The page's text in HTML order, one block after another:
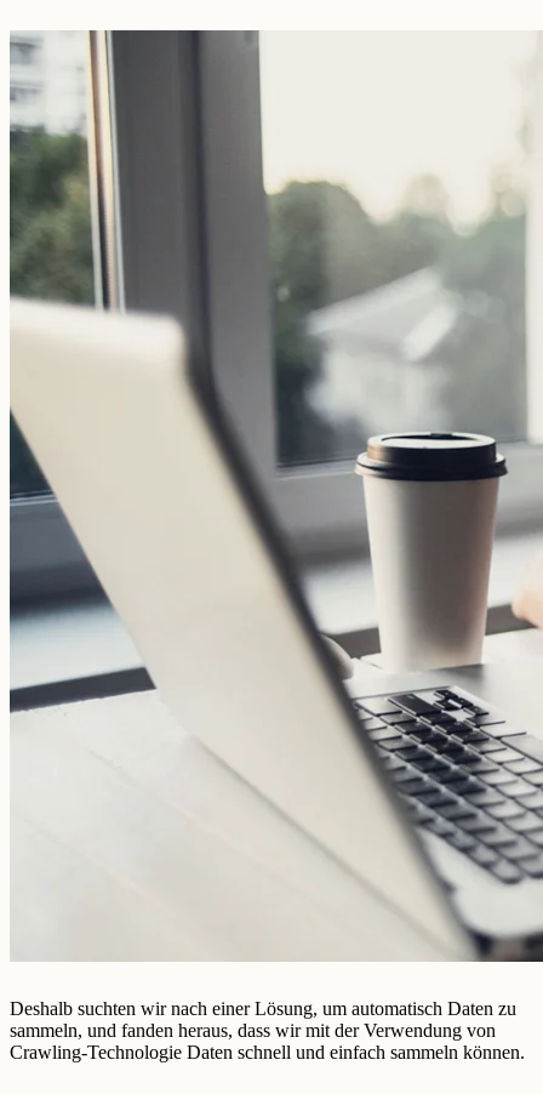
Deshalb suchten wir nach einer Lösung, um automatisch Daten zu
sammeln, und fanden heraus, dass wir mit der Verwendung von
Crawling-Technologie Daten schnell und einfach sammeln können.